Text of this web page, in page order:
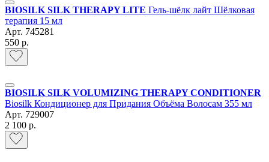
BIOSILK SILK THERAPY LITE Гель-шёлк лайт Шёлковая
терапия 15 мл
Арт. 745281
550 р.
BIOSILK SILK VOLUMIZING THERAPY CONDITIONER
Biosilk Кондиционер для Придания Объёма Волосам 355 мл
Арт. 729007
2 100 р.